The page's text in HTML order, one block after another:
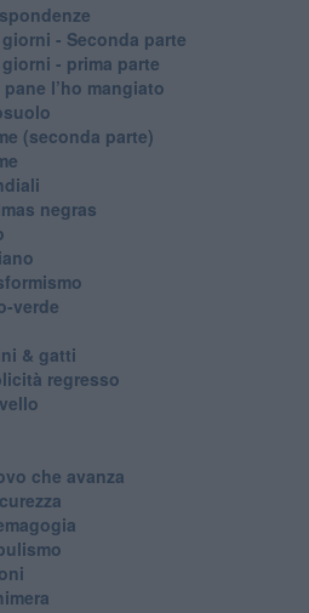
giorni - Seconda parte
giorni - prima parte
l’ho mangiato
(seconda parte)
negras
verde
& gatti
regresso
che avanza